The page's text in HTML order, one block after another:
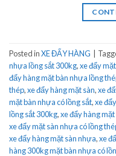
Posted inXE ĐẨY HÀNG
nhựa lồng sắt 300kg,xe đẩy
đẩy hàng mặt bàn nhựa lồng
thép,xe đẩy hàng mặt sàn,xe
mặt bàn nhựa có lồng sắt,xe
lồng sắt 300kg,xe đẩy hàng
xe đẩy mặt sàn nhựa có lồng
xe đẩy hàng mặt sàn nhựa,xe
hàng 300kg mặt bàn nhựa có